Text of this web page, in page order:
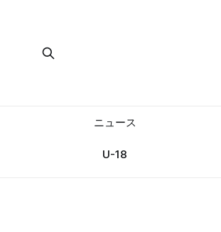
ニュース
U-18